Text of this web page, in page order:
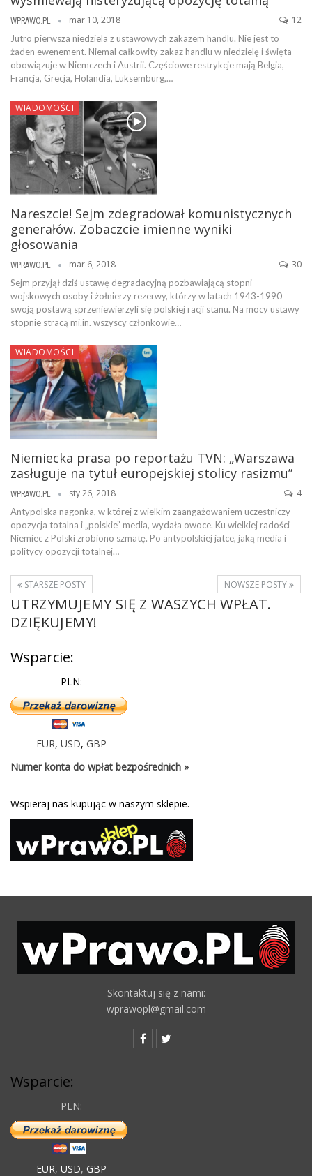
WPRAWO.PL mar 10, 2018 12
Jutro pierwsza niedziela z ustawowych zakazem handlu. Nie jest to
żaden ewenement. Niemal całkowity zakaz handlu w niedzielę i święta
obowiązuje w Niemczech i Austrii. Częściowe restrykcje mają Belgia,
Francja, Grecja, Holandia, Luksemburg,…
WIADOMOŚCI
Nareszcie! Sejm zdegradował komunistycznych
generałów. Zobaczcie imienne wyniki
głosowania
WPRAWO.PL mar 6, 2018 30
Sejm przyjął dziś ustawę degradacyjną pozbawiającą stopni
wojskowych osoby i żołnierzy rezerwy, którzy w latach 1943-1990
swoją postawą sprzeniewierzyli się polskiej racji stanu. Na mocy ustawy
stopnie stracą mi.in. wszyscy członkowie…
WIADOMOŚCI
Niemiecka prasa po reportażu TVN: „Warszawa
zasługuje na tytuł europejskiej stolicy rasizmu”
WPRAWO.PL sty 26, 2018 4
Antypolska nagonka, w której z wielkim zaangażowaniem uczestniczy
opozycja totalna i „polskie” media, wydała owoce. Ku wielkiej radości
Niemiec z Polski zrobiono szmatę. Po antypolskiej jatce, jaką media i
politycy opozycji totalnej…
STARSZE POSTY NOWSZE POSTY
UTRZYMUJEMY SIĘ Z WASZYCH WPŁAT.
DZIĘKUJEMY!
Wsparcie:
PLN:
EUR, USD, GBP
Numer konta do wpłat bezpośrednich »
Wspieraj nas kupując w naszym sklepie.
Skontaktuj się z nami:
wprawopl@gmail.com
Wsparcie:
PLN:
EUR, USD, GBP